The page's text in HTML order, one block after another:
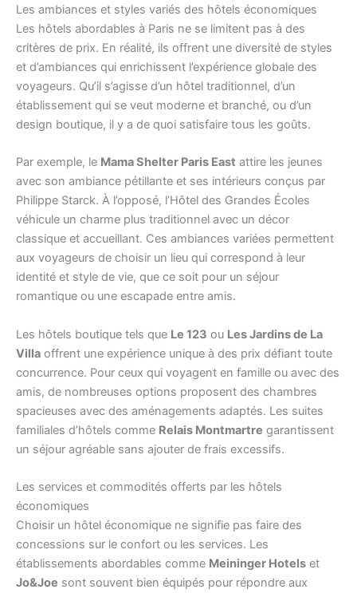
Les ambiances et styles variés des hôtels économiques
Les hôtels abordables à Paris ne se limitent pas à des
critères de prix. En réalité, ils offrent une diversité de styles
et d’ambiances qui enrichissent l’expérience globale des
voyageurs. Qu’il s’agisse d’un hôtel traditionnel, d’un
établissement qui se veut moderne et branché, ou d’un
design boutique, il y a de quoi satisfaire tous les goûts.
Par exemple, le Mama Shelter Paris East attire les jeunes
avec son ambiance pétillante et ses intérieurs conçus par
Philippe Starck. À l’opposé, l’Hôtel des Grandes Écoles
véhicule un charme plus traditionnel avec un décor
classique et accueillant. Ces ambiances variées permettent
aux voyageurs de choisir un lieu qui correspond à leur
identité et style de vie, que ce soit pour un séjour
romantique ou une escapade entre amis.
Les hôtels boutique tels que Le 123 ou Les Jardins de La
Villa offrent une expérience unique à des prix défiant toute
concurrence. Pour ceux qui voyagent en famille ou avec des
amis, de nombreuses options proposent des chambres
spacieuses avec des aménagements adaptés. Les suites
familiales d’hôtels comme Relais Montmartre garantissent
un séjour agréable sans ajouter de frais excessifs.
Les services et commodités offerts par les hôtels
économiques
Choisir un hôtel économique ne signifie pas faire des
concessions sur le confort ou les services. Les
établissements abordables comme Meininger Hotels et
Jo&Joe sont souvent bien équipés pour répondre aux